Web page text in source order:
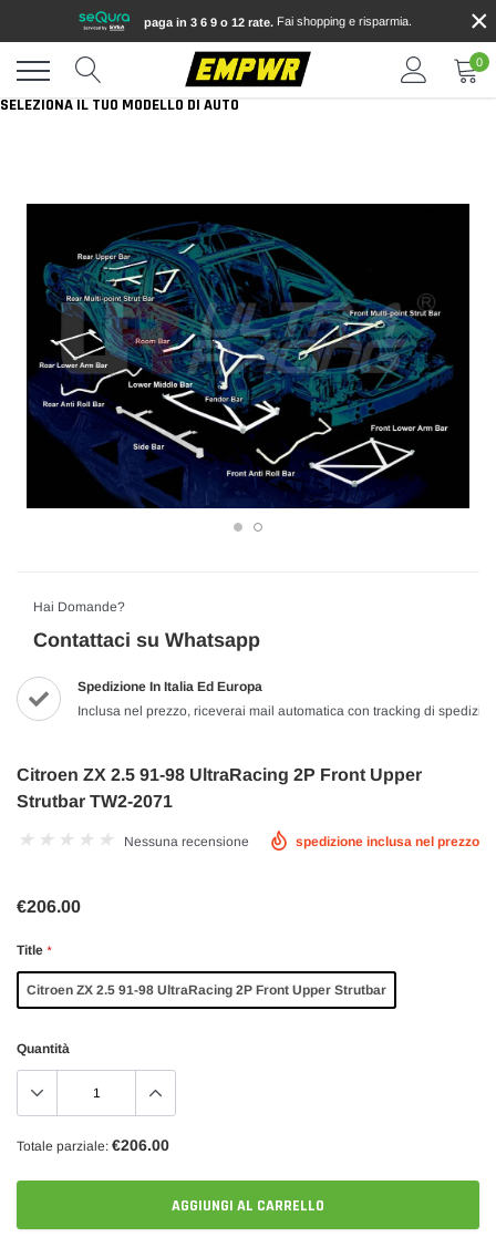
contenuti
paga in 3 6 9 o 12 rate. Fai shopping e risparmia. ×
0
SELEZIONA IL TUO MODELLO DI AUTO
Hai Domande?
Contattaci su Whatsapp
Spedizione In Italia Ed Europa
Inclusa nel prezzo, riceverai mail automatica con tracking di
Citroen ZX 2.5 91-98 UltraRacing 2P Front Upper
Strutbar TW2-2071
Nessuna recensione spedizione inclusa nel prezzo
€206.00
Title *
Citroen ZX 2.5 91-98 UltraRacing 2P Front Upper Strutbar
Quantità
Totale parziale: €206.00
AGGIUNGI AL CARRELLO